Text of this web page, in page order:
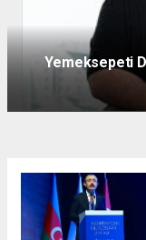
Yemeksepeti